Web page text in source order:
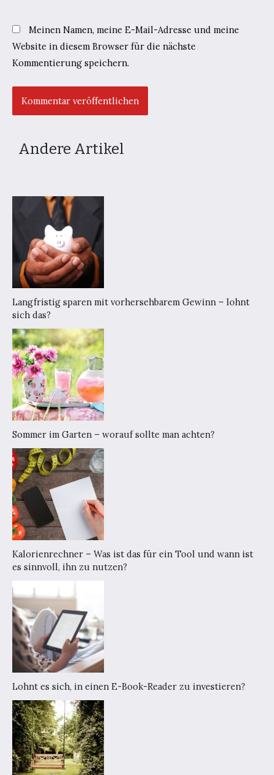
Meinen Namen, meine E-Mail-Adresse und meine
Website in diesem Browser für die nächste
Kommentierung speichern.
Andere Artikel
Langfristig sparen mit vorhersehbarem Gewinn – lohnt
sich das?
Sommer im Garten – worauf sollte man achten?
Kalorienrechner – Was ist das für ein Tool und wann ist
es sinnvoll, ihn zu nutzen?
Lohnt es sich, in einen E-Book-Reader zu investieren?